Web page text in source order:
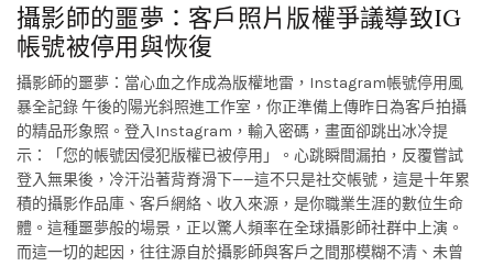
攝影師的噩夢：客戶照片版權爭議導致IG
帳號被停用與恢復
攝影師的噩夢：當心血之作成為版權地雷，Instagram帳號停用風
暴全記錄 午後的陽光斜照進工作室，你正準備上傳昨日為客戶拍攝
的精品形象照。登入Instagram，輸入密碼，畫面卻跳出冰冷提
示：「您的帳號因侵犯版權已被停用」。心跳瞬間漏拍，反覆嘗試
登入無果後，冷汗沿著背脊滑下——這不只是社交帳號，這是十年累
積的攝影作品庫、客戶網絡、收入來源，是你職業生涯的數位生命
體。這種噩夢般的場景，正以驚人頻率在全球攝影師社群中上演。
而這一切的起因，往往源自於攝影師與客戶之間那模糊不清、未曾